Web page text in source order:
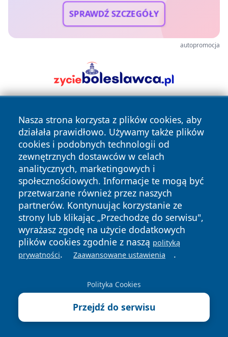
SPRAWDŹ SZCZEGÓŁY
autopromocja
Nasza strona korzysta z plików cookies, aby
działała prawidłowo. Używamy także plików
cookies i podobnych technologii od
zewnętrznych dostawców w celach
analitycznych, marketingowych i
społecznościowych. Informacje te mogą być
przetwarzane również przez naszych
partnerów. Kontynuując korzystanie ze
strony lub klikając „Przechodzę do serwisu",
wyrażasz zgodę na użycie dodatkowych
plików cookies zgodnie z naszą polityką
prywatności. Zaawansowane ustawienia .
Polityka Cookies
Przejdź do serwisu
Copyright © 2026 infolomza.pl Wszystkie prawa zastrzeżone.
News Autorzy
Polityka
Prywatności
Polityka
Cookies